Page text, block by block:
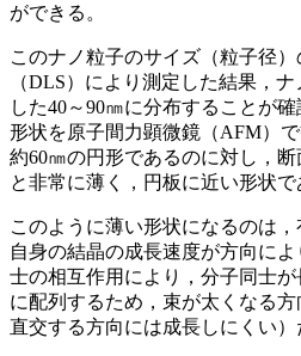
ができる。
このナノ粒子のサイズ（粒子径
（DLS）により測定した結果，
した40～90㎚に分布することが
形状を原子間力顕微鏡（AFM）
約60㎚の円形であるのに対し，
と非常に薄く，円板に近い形状で
このように薄い形状になるのは
自身の結晶の成長速度が方向に
士の相互作用により，分子同士
に配列するため，束が太くなる
直交する方向には成長しにくい）